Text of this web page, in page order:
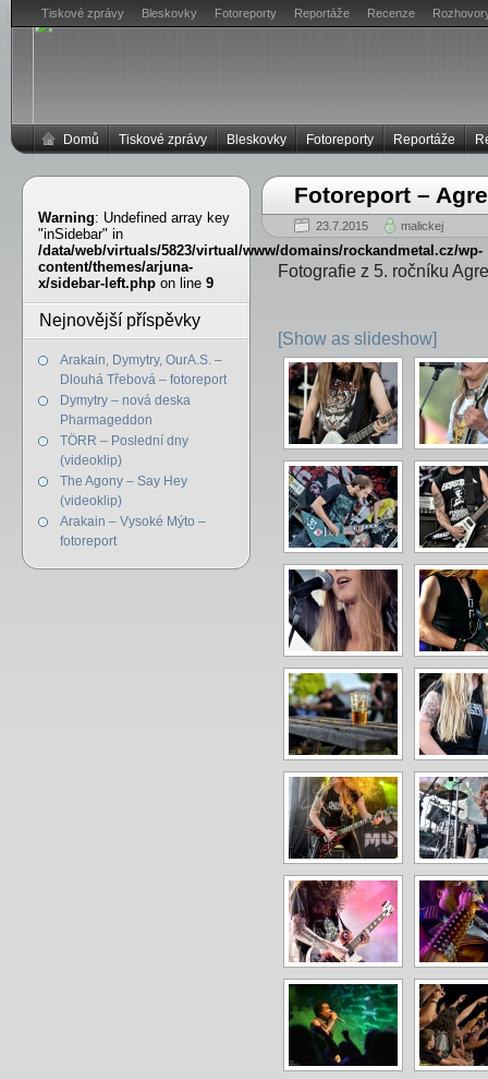
Tiskové zprávy Bleskovky Fotoreporty Reportáže Recenze
Domů Tiskové zprávy Bleskovky Fotoreporty Reportáže
Warning: Undefined array key
"inSidebar" in
/data/web/virtuals/5823/virtual/www/domains/rockandmetal.cz/wp-
content/themes/arjuna-
x/sidebar-left.php on line 9
Nejnovější příspěvky
Arakain, Dymytry, OurA.S. –
Dlouhá Třebová – fotoreport
Dymytry – nová deska
Pharmageddon
TÖRR – Poslední dny
(videoklip)
The Agony – Say Hey
(videoklip)
Arakain – Vysoké Mýto –
fotoreport
Fotoreport –
23.7.2015 malickej
Fotografie z 5. ročníku
[Show as slideshow]